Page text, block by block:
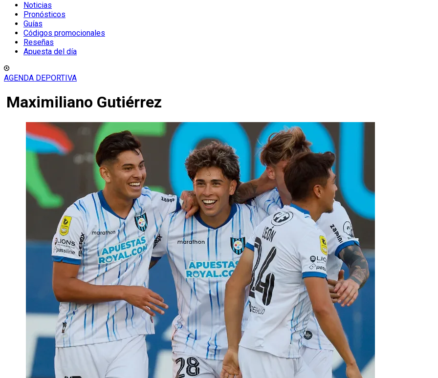
Noticias
Pronósticos
Guías
Códigos promocionales
Reseñas
Apuesta del día
AGENDA DEPORTIVA
Maximiliano Gutiérrez